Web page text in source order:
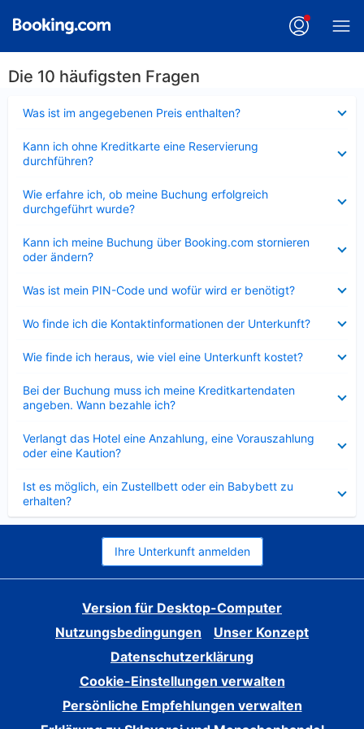
Die 10 häufigsten Fragen
Was ist im angegebenen Preis enthalten?
Kann ich ohne Kreditkarte eine Reservierung
durchführen?
Wie erfahre ich, ob meine Buchung erfolgreich
durchgeführt wurde?
Kann ich meine Buchung über Booking.com stornieren
oder ändern?
Was ist mein PIN-Code und wofür wird er benötigt?
Wo finde ich die Kontaktinformationen der Unterkunft?
Wie finde ich heraus, wie viel eine Unterkunft kostet?
Bei der Buchung muss ich meine Kreditkartendaten
angeben. Wann bezahle ich?
Verlangt das Hotel eine Anzahlung, eine Vorauszahlung
oder eine Kaution?
Ist es möglich, ein Zustellbett oder ein Babybett zu
erhalten?
Ihre Unterkunft anmelden
Version für Desktop-Computer
Nutzungsbedingungen
Unser Konzept
Datenschutzerklärung
Cookie-Einstellungen verwalten
Persönliche Empfehlungen verwalten